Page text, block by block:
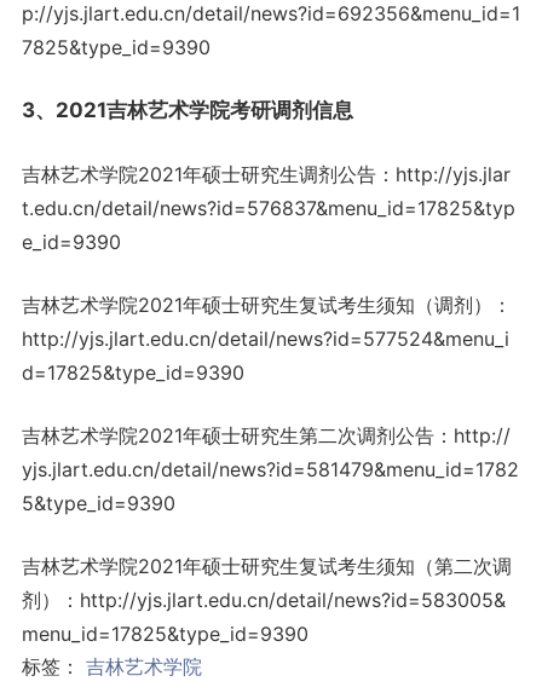
p://yjs.jlart.edu.cn/detail/news?id=692356&menu_id=1
7825&type_id=9390
3、2021吉林艺术学院考研调剂信息
吉林艺术学院2021年硕士研究生调剂公告：http://yjs.jlar
t.edu.cn/detail/news?id=576837&menu_id=17825&typ
e_id=9390
吉林艺术学院2021年硕士研究生复试考生须知（调剂）：
http://yjs.jlart.edu.cn/detail/news?id=577524&menu_i
d=17825&type_id=9390
吉林艺术学院2021年硕士研究生第二次调剂公告：http://
yjs.jlart.edu.cn/detail/news?id=581479&menu_id=1782
5&type_id=9390
吉林艺术学院2021年硕士研究生复试考生须知（第二次调
剂）：http://yjs.jlart.edu.cn/detail/news?id=583005&
menu_id=17825&type_id=9390
标签： 吉林艺术学院